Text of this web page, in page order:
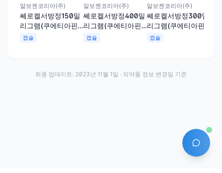
알보젠코리아(주)
쎄로켈서방정150밀
리그램(쿠에티아핀
푸마르산염)
캡슐
알보젠코리아(주)
쎄로켈서방정400밀
리그램(쿠에티아핀
푸마르산염 )
캡슐
알보젠코리아(주)
쎄로켈서방정300밀
리그램(쿠에티아핀
푸마르산염 )
캡슐
AI 에이
최종 업데이트: 2023년 11월 1일 · 의약품 정보 변경일 기준